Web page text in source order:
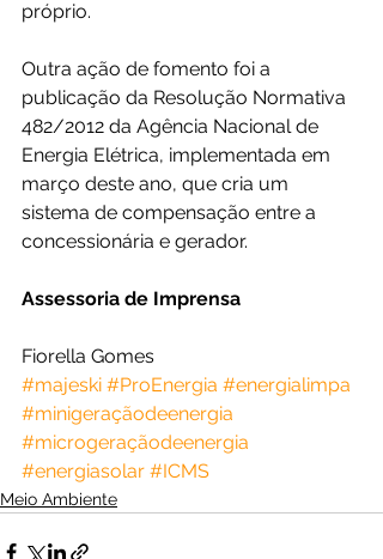
próprio.
Outra ação de fomento foi a
publicação da Resolução Normativa
482/2012 da Agência Nacional de
Energia Elétrica, implementada em
março deste ano, que cria um
sistema de compensação entre a
concessionária e gerador.
Assessoria de Imprensa
Fiorella Gomes
#majeski #ProEnergia #energialimpa
#minigeraçãodeenergia
#microgeraçãodeenergia
#energiasolar #ICMS
Meio Ambiente